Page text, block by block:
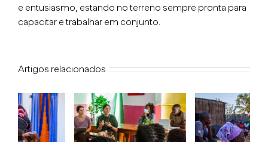
e entusiasmo, estando no terreno sempre pronta para
capacitar e trabalhar em conjunto.
Artigos relacionados